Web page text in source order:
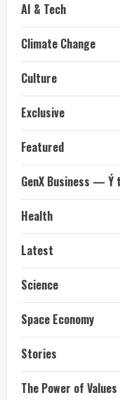
AI & Tech
Climate Change
Culture
Exclusive
Featured
GenX Business — Ý
Health
Latest
Science
Space Economy
Stories
The Power of Values